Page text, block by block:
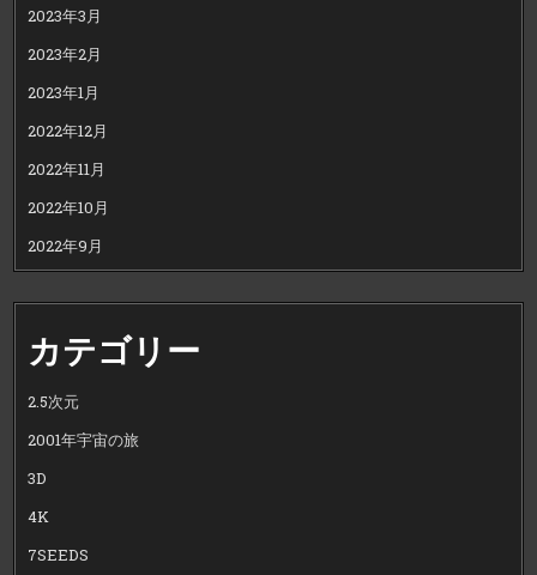
2023年3月
2023年2月
2023年1月
2022年12月
2022年11月
2022年10月
2022年9月
カテゴリー
2.5次元
2001年宇宙の旅
3D
4K
7SEEDS